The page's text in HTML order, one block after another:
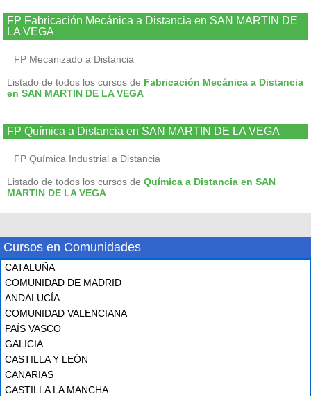
FP Fabricación Mecánica a Distancia en SAN MARTIN DE
LA VEGA
FP Mecanizado a Distancia
Listado de todos los cursos de Fabricación Mecánica a Distancia
en SAN MARTIN DE LA VEGA
FP Química a Distancia en SAN MARTIN DE LA VEGA
FP Química Industrial a Distancia
Listado de todos los cursos de Química a Distancia en SAN
MARTIN DE LA VEGA
Cursos en Comunidades
CATALUÑA
COMUNIDAD DE MADRID
ANDALUCÍA
COMUNIDAD VALENCIANA
PAÍS VASCO
GALICIA
CASTILLA Y LEÓN
CANARIAS
CASTILLA LA MANCHA